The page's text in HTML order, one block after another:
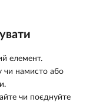
елемент.
чи намисто або
чи поєднуйте